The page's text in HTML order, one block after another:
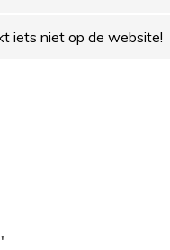
iets niet op de website!